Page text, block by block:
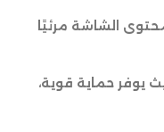
الشاشة مرئيًا
يوفر حماية قوية،